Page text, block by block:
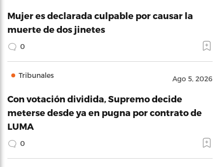
Mujer es declarada culpable por causar la
muerte de dos jinetes
0
Tribunales Ago 5, 2026
Con votación dividida, Supremo decide
meterse desde ya en pugna por contrato de
LUMA
0